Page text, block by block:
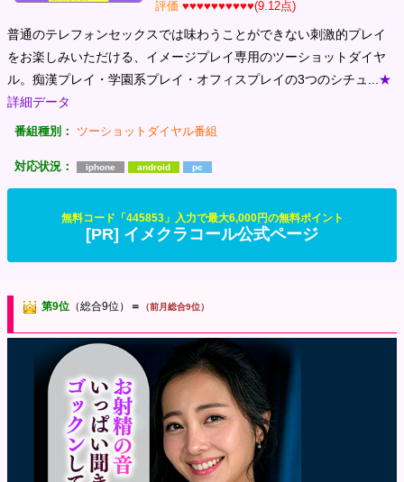
評価 ♥♥♥♥♥♥♥♥♥♥(9.12点)
普通のテレフォンセックスでは味わうことができない刺激的プレイ
をお楽しみいただける、イメージプレイ専用のツーショットダイヤ
ル。痴漢プレイ・学園系プレイ・オフィスプレイの3つのシチュ...★
詳細データ
番組種別： ツーショットダイヤル番組
対応状況： iphone android pc
無料コード「445853」入力で最大6,000円の無料ポイント
[PR] イメクラコール公式ページ
第9位 （総合9位） ＝ （前月総合9位）